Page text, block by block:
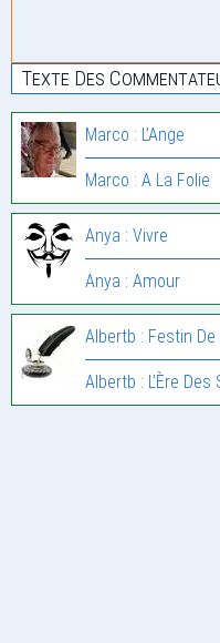
Texte Des
Marco : L’Ange
Marco : A La Folie
Anya : Vivre
Anya : Amour
Albertb : Festin De
Albertb : L’Ère